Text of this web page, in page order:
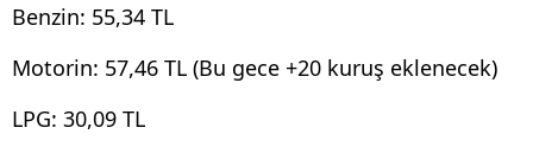
Benzin: 55,34 TL
Motorin: 57,46 TL (Bu gece +20 kuruş eklenecek)
LPG: 30,09 TL